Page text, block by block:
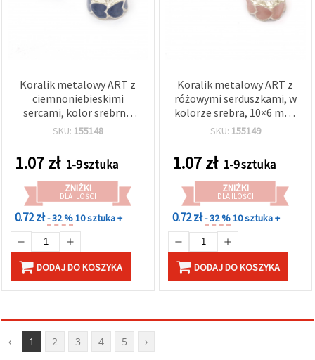
Koralik metalowy ART z
ciemnoniebieskimi
sercami, kolor srebrny,
10x6 mm, otwór: 5 mm
SKU: 155148
1.07zł 1-9 sztuka
ZNIŻKI
DLA ILOŚCI
0.72 zł- 32 %10 sztuka +
DODAJ DO KOSZYKA
Koralik metalowy ART z
różowymi serduszkami, w
kolorze srebra, 10×6 mm,
otwór 5 mm
SKU: 155149
1.07zł 1-9 sztuka
ZNIŻKI
DLA ILOŚCI
0.72 zł- 32 %10 sztuka +
DODAJ DO KOSZYKA
‹ 1 2 3 4 5 ›